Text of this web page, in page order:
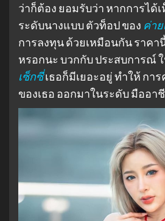
ว่าก็ต้อง ยอมรับว่า หากการได้
ระดับนางแบบ ตัวท็อป ของ ค่า
การลงทุน ด้วยเหมือนกัน ราคา
หรอกนะ บวกกับ ประสบการณ์
เซ็กซี่เธอก็มีเยอะอยู่ ทำให้ กา
ของเธอ ออกมาในระดับ มืออา